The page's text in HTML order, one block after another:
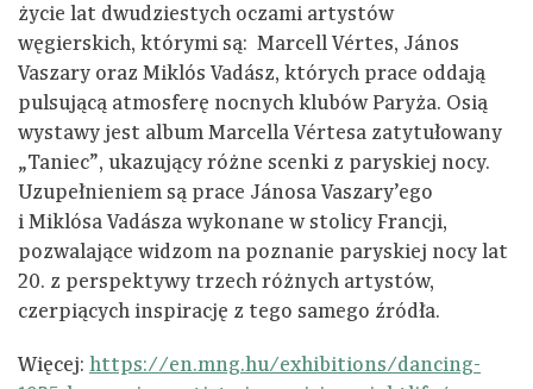
życie lat dwudziestych oczami artystów
węgierskich, którymi są: Marcell Vértes, János
Vaszary oraz Miklós Vadász, których prace oddają
pulsującą atmosferę nocnych klubów Paryża. Osią
wystawy jest album Marcella Vértesa zatytułowany
„Taniec”, ukazujący różne scenki z paryskiej nocy.
Uzupełnieniem są prace Jánosa Vaszary’ego
i Miklósa Vadásza wykonane w stolicy Francji,
pozwalające widzom na poznanie paryskiej nocy lat
20. z perspektywy trzech różnych artystów,
czerpiących inspirację z tego samego źródła.
Więcej: https://en.mng.hu/exhibitions/dancing-